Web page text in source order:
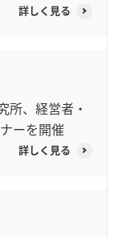
詳しく見る
所、経営者・
ーを開催
詳しく見る